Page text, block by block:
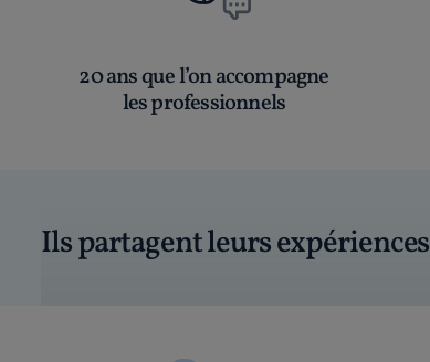
20 ans que l’on accompagne
les professionnels
Ils partagent leurs expériences